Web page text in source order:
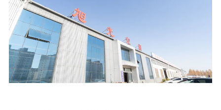
ইন্ডাস্ট্রিয়াল এয়ার হ্যান্ডলিং ইউনিট
ফ্রেশ এয়ার ভেন্টিলেটর
স্টেইনলেস স্টীল জল ট্যাংক
প্লাস্টিক জল সঞ্চয় ট্যাংক